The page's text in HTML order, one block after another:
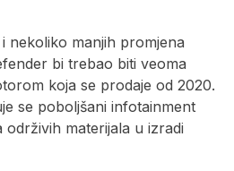
nekoliko manjih promjena
bi trebao biti veoma
koja se prodaje od 2020.
se poboljšani infotainment
materijala u izradi